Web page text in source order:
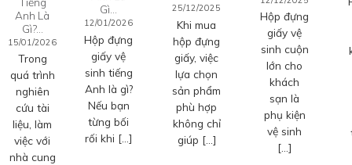
Anh Là
Gì?…
15/01/2026
Trong
quá trình
nghiên
cứu tài
liệu, làm
việc với
nhà cung
Gì…
12/01/2026
Hộp đựng
giấy vệ
sinh tiếng
Anh là gì?
Nếu bạn
từng bối
rối khi […]
25/12/2025
Khi mua
hộp đựng
giấy, việc
lựa chọn
sản phẩm
phù hợp
không chỉ
giúp […]
Hộp đựng
giấy vệ
sinh cuộn
lớn cho
khách
sạn là
phụ kiện
vệ sinh
[…]